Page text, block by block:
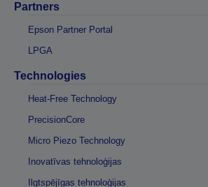
Partners
Epson Partner Portal
LPGA
Technologies
Heat-Free Technology
PrecisionCore
Micro Piezo Technology
Inovatīvas tehnoloģijas
Ilgtspējīgas tehnoloģijas